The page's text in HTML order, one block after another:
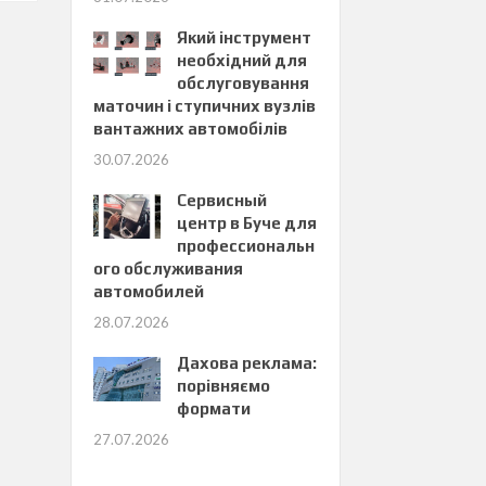
Який інструмент
необхідний для
обслуговування
маточин і ступичних вузлів
вантажних автомобілів
30.07.2026
Сервисный
центр в Буче для
профессиональн
ого обслуживания
автомобилей
28.07.2026
Дахова реклама:
порівняємо
формати
27.07.2026